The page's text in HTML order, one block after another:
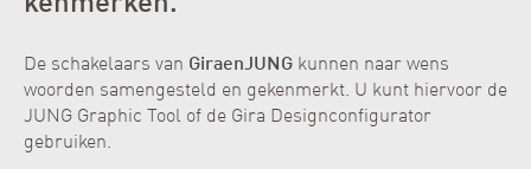
De schakelaars van GiraenJUNG kunnen naar wens
woorden samengesteld en gekenmerkt. U kunt hiervoor de
JUNG Graphic Tool of de Gira Designconfigurator
gebruiken.